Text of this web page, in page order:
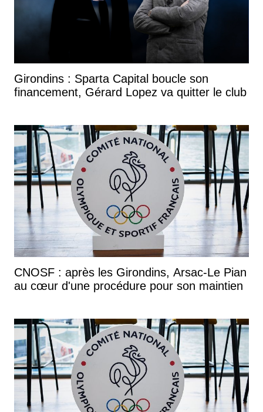
Girondins : Sparta Capital boucle son
financement, Gérard Lopez va quitter le club
CNOSF : après les Girondins, Arsac-Le Pian
au cœur d'une procédure pour son maintien